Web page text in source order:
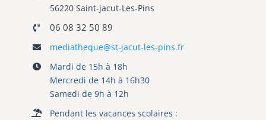
56220 Saint-jacut-Les-Pins
06 08 32 50 89
mediatheque@st-jacut-les-pins.fr
Mardi de 15h à 18h
Mercredi de 14h à 16h30
Samedi de 9h à 12h
Pendant les vacances scolaires :